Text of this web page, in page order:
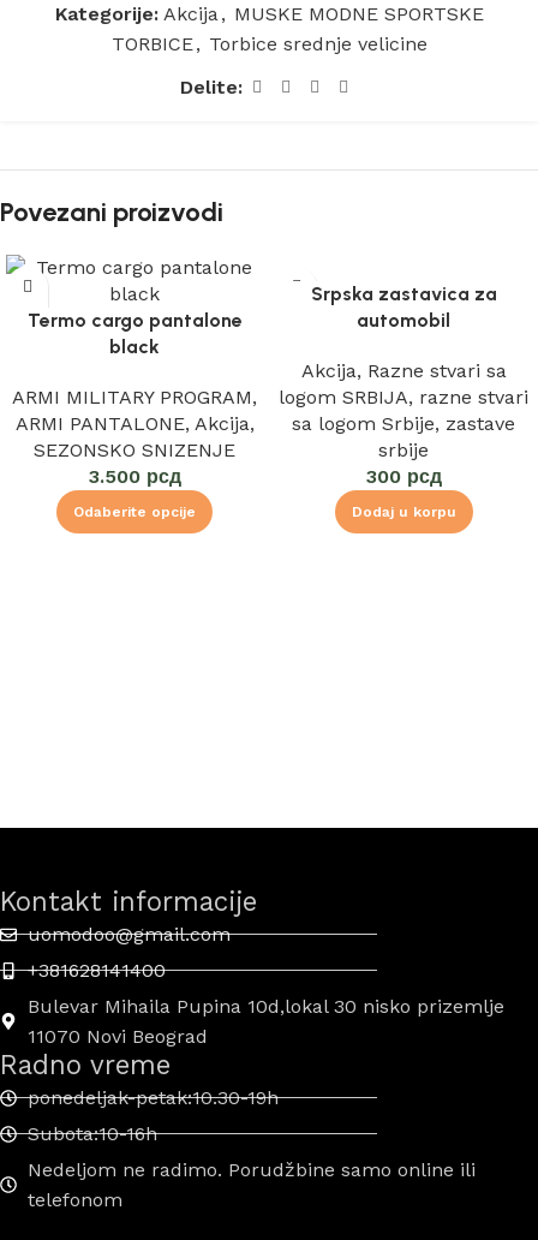
Kategorije: Akcija , MUSKE MODNE SPORTSKE
TORBICE, Torbice srednje velicine
Delite:
Povezani proizvodi
Termo cargo pantalone
black
ARMI MILITARY PROGRAM,
ARMI PANTALONE, Akcija,
SEZONSKO SNIZENJE
3.500 рсд
Odaberite opcije
Srpska zastavica za
automobil
Akcija, Razne stvari sa
logom SRBIJA, razne stvari
sa logom Srbije, zastave
srbije
300 рсд
Dodaj u korpu
Kontakt informacije
uomodoo@gmail.com
+381628141400
Bulevar Mihaila Pupina 10d,lokal 30 nisko prizemlje
11070 Novi Beograd
Radno vreme
ponedeljak-petak:10.30-19h
Subota:10-16h
Nedeljom ne radimo. Porudžbine samo online ili
telefonom